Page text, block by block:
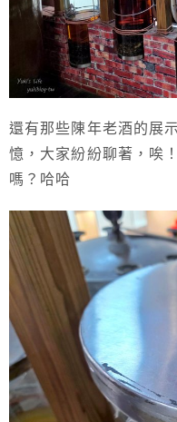
還有那些陳年老酒的展
憶，大家紛紛聊著，唉
嗎？哈哈